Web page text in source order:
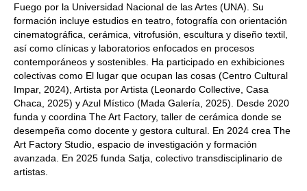
Fuego por la Universidad Nacional de las Artes (UNA). Su
formación incluye estudios en teatro, fotografía con orientación
cinematográfica, cerámica, vitrofusión, escultura y diseño textil,
así como clínicas y laboratorios enfocados en procesos
contemporáneos y sostenibles. Ha participado en exhibiciones
colectivas como El lugar que ocupan las cosas (Centro Cultural
Impar, 2024), Artista por Artista (Leonardo Collective, Casa
Chaca, 2025) y Azul Místico (Mada Galería, 2025). Desde 2020
funda y coordina The Art Factory, taller de cerámica donde se
desempeña como docente y gestora cultural. En 2024 crea The
Art Factory Studio, espacio de investigación y formación
avanzada. En 2025 funda Satja, colectivo transdisciplinario de
artistas.